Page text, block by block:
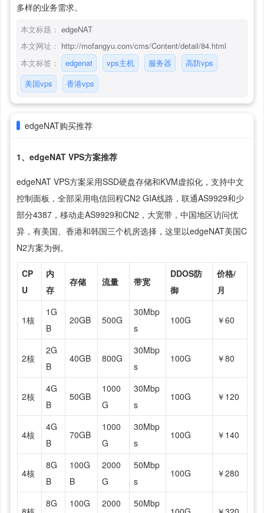
多样的业务需求。
本文标题： edgeNAT
本文网址： http://mofangyu.com/cms/Content/detail/84.html
本文标签：
edgenat vps主机 服务器
高防vps
美国vps
香港vps
edgeNAT购买推荐
1、edgeNAT VPS方案推荐
edgeNAT VPS方案采用SSD硬盘存储和KVM虚拟化，支持中文
控制面板，全部采用电信回程CN2 GIA线路，联通AS9929和少
部分4387，移动走AS9929和CN2，大宽带，中国地区访问优
异，有美国、香港和韩国三个机房选择，这里以edgeNAT美国C
N2方案为例。
CP
U
内
存
存储 流量 带宽
DDOS防
御
价格/
月
1核
1G
B
20GB 500G
30Mbp
s
100G ￥60
2核
2G
B
40GB 800G
30Mbp
s
100G ￥80
2核
4G
B
50GB
1000
G
30Mbp
s
100G ￥120
4核
4G
B
70GB
1000
G
30Mbp
s
100G ￥140
4核
8G
B
100G
B
2000
G
50Mbp
s
100G ￥280
8G 100G 2000 50Mbp